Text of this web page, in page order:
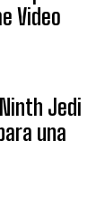
Video
Jedi
una